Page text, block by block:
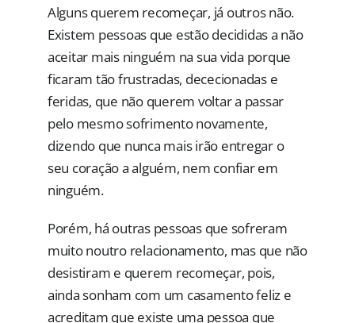
Alguns querem recomeçar, já outros não.
Existem pessoas que estão decididas a não
aceitar mais ninguém na sua vida porque
ficaram tão frustradas, dececionadas e
feridas, que não querem voltar a passar
pelo mesmo sofrimento novamente,
dizendo que nunca mais irão entregar o
seu coração a alguém, nem confiar em
ninguém.
Porém, há outras pessoas que sofreram
muito noutro relacionamento, mas que não
desistiram e querem recomeçar, pois,
ainda sonham com um casamento feliz e
acreditam que existe uma pessoa que